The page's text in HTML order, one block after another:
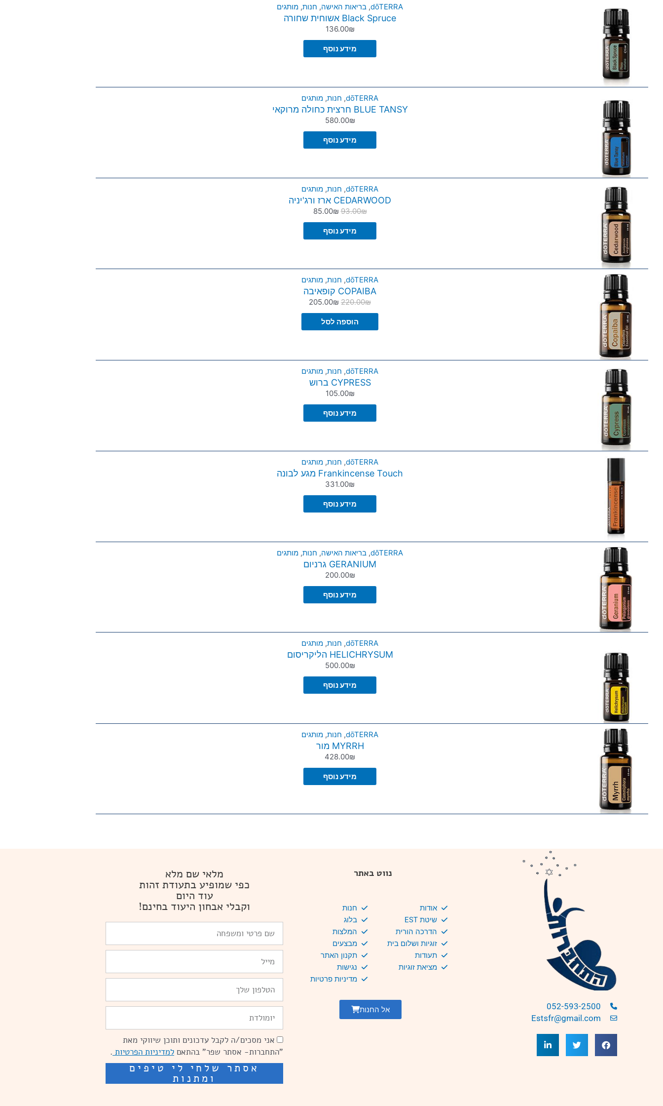
dōTERRA
, בריאות האישה, חנות, מותגים
Black Spruce אשוחית שחורה
136.00₪
מידע נוסף
dōTERRA
, חנות, מותגים
BLUE TANSY חרצית כחולה מרוקאי
580.00₪
מידע נוסף
dōTERRA
, חנות, מותגים
CEDARWOOD ארז ורג'יניה
93.00₪
85.00₪
מידע נוסף
dōTERRA
, חנות, מותגים
COPAIBA קופאיבה
220.00₪
205.00₪
הוספה לסל
dōTERRA
, חנות, מותגים
CYPRESS ברוש
105.00₪
מידע נוסף
dōTERRA
, חנות, מותגים
Frankincense Touch מגע לבונה
331.00₪
מידע נוסף
dōTERRA
, בריאות האישה, חנות, מותגים
GERANIUM גרניום
200.00₪
מידע נוסף
dōTERRA
, חנות, מותגים
HELICHRYSUM הליקריסום
500.00₪
מידע נוסף
dōTERRA
, חנות, מותגים
MYRRH מור
428.00₪
מידע נוסף
052-593-2500
Estsfr@gmail.com
נווט באתר
אודות
שיטת EST
הדרכה הורית
זוגיות ושלום בית
תעודות
מציאת זוגיות
חנות
בלוג
המלצות
מבצעים
תקנון האתר
נגישות
מדיניות פרטיות
אל החנות
מלאי שם מלא
כפי שמופיע בתעודת זהות
עוד היום
וקבלי אבחון היעוד בחינם!
פרטי
ומשפחה
הסכמה
אני מסכים/ה לקבל עדכונים ותוכן שיווקי מאת
"התחברות- אסתר שפר" בהתאם למדיניות הפרטיות .
אסתר שלחי לי טיפים
ומתנות